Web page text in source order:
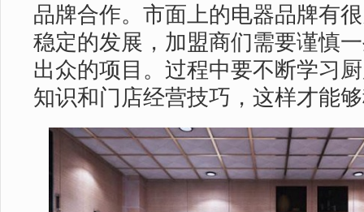
品牌合作。市面上的电器品牌有
稳定的发展，加盟商们需要谨慎
出众的项目。过程中要不断学习
知识和门店经营技巧，这样才能